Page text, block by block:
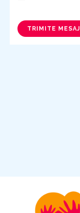
TRIMITE MESAJ